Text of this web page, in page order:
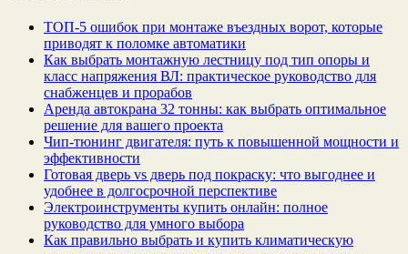
ТОП-5 ошибок при монтаже въездных ворот, которые
приводят к поломке автоматики
Как выбрать монтажную лестницу под тип опоры и
класс напряжения ВЛ: практическое руководство для
снабженцев и прорабов
Аренда автокрана 32 тонны: как выбрать оптимальное
решение для вашего проекта
Чип‑тюнинг двигателя: путь к повышенной мощности и
эффективности
Готовая дверь vs дверь под покраску: что выгоднее и
удобнее в долгосрочной перспективе
Электроинструменты купить онлайн: полное
руководство для умного выбора
Как правильно выбрать и купить климатическую